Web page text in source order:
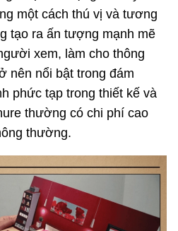
một cách thú vị và tương
tạo ra ấn tượng mạnh mẽ
xem, làm cho thông
nên nổi bật trong đám
phức tạp trong thiết kế và
thường có chi phí cao
thường.